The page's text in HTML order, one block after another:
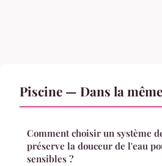
Piscine — Dans la
Comment choisir un système
préserve la douceur de l'eau
sensibles ?